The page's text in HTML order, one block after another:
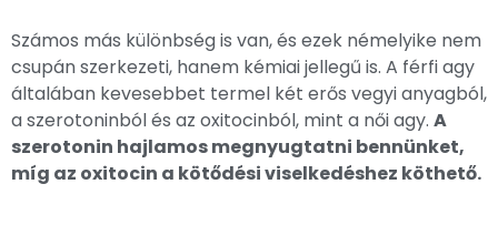
Számos más különbség is van, és ezek némelyike nem
csupán szerkezeti, hanem kémiai jellegű is. A férfi agy
általában kevesebbet termel két erős vegyi anyagból,
a szerotoninból és az oxitocinból, mint a női agy. A
szerotonin hajlamos megnyugtatni bennünket,
míg az oxitocin a kötődési viselkedéshez köthető.